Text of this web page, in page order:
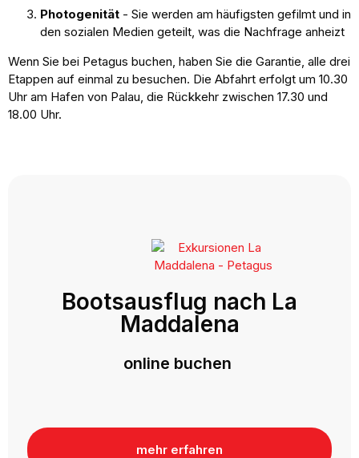
Photogenität - Sie werden am häufigsten gefilmt und in
den sozialen Medien geteilt, was die Nachfrage anheizt
Wenn Sie bei Petagus buchen, haben Sie die Garantie, alle drei
Etappen auf einmal zu besuchen. Die Abfahrt erfolgt um 10.30
Uhr am Hafen von Palau, die Rückkehr zwischen 17.30 und
18.00 Uhr.
Bootsausflug nach La
Maddalena
online buchen
mehr erfahren